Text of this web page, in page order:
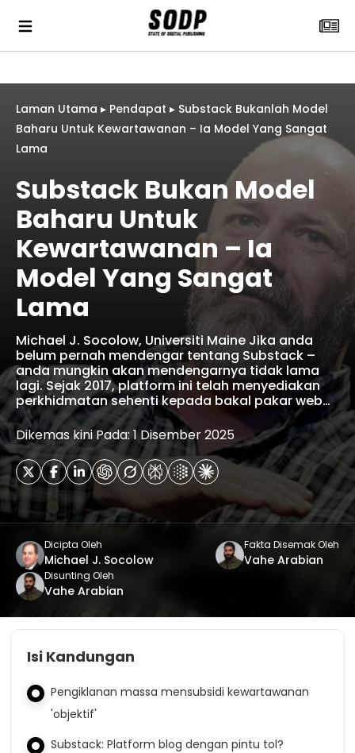
Laman Utama ▸ Pendapat ▸ Substack Bukanlah Model
Baharu Untuk Kewartawanan – Ia Model Yang Sangat
Lama
Substack Bukan Model
Baharu Untuk
Kewartawanan – Ia
Model Yang Sangat
Lama
Michael J. Socolow, Universiti Maine Jika anda
belum pernah mendengar tentang Substack –
anda mungkin akan mendengarnya tidak lama
lagi. Sejak 2017, platform ini telah menyediakan
perkhidmatan sehenti kepada bakal pakar web…
Dikemas kini Pada: 1 Disember 2025
Dicipta Oleh
Michael J. Socolow
Fakta Disemak Oleh
Vahe Arabian
Disunting Oleh
Vahe Arabian
Isi Kandungan
Pengiklanan massa mensubsidi kewartawanan
'objektif'
Substack: Platform blog dengan pintu tol?